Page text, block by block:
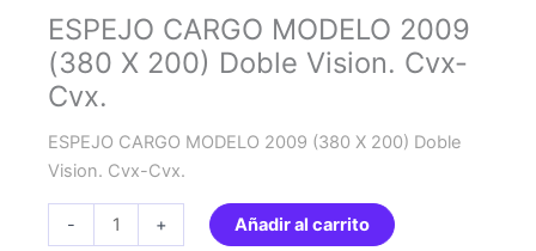
ESPEJO CARGO MODELO 2009
(380 X 200) Doble Vision. Cvx-
Cvx.
ESPEJO CARGO MODELO 2009 (380 X 200) Doble
Vision. Cvx-Cvx.
-
CARGO
+ Añadir al carrito